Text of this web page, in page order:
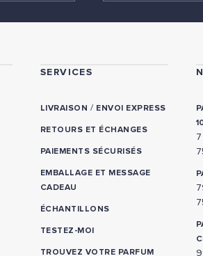
SERVICES
LIVRAISON / ENVOI EXPRESS
RETOURS ET ÉCHANGES
PAIEMENTS SÉCURISÉS
EMBALLAGE ET MESSAGE
CADEAU
ÉCHANTILLONS
TESTEZ-MOI
TROUVEZ VOTRE PARFUM